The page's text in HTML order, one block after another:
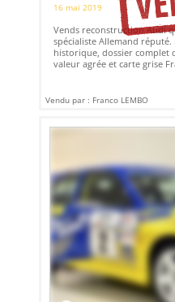
16 mai 2019
Vends reconstruction Audi
spécialiste Allemand
historique, dossier complet
valeur agrée et carte grise
Vendu par : Franco LEMBO